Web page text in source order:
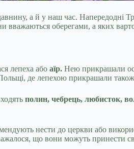
а й у наш час. Напередодні
вважаються оберегами, а яких
лепеха або аїр. Нею прикрашали
де лепехою прикрашали також
полин, чебрець, любисток,
нести до церкви або
що вони можуть принести